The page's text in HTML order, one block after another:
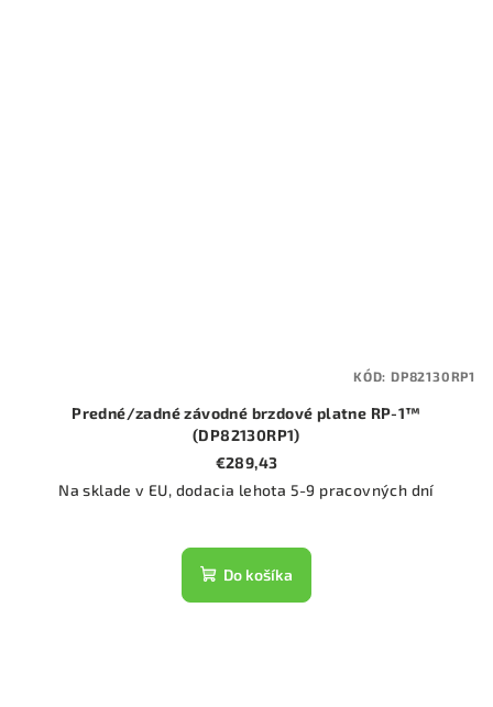
Predné/zadné závodné brzdové platne RP-1™
(DP82130RP1)
€289,43
Na sklade v EU, dodacia lehota 5-9 pracovných dní
Do košíka
KÓD: DP82130RP1